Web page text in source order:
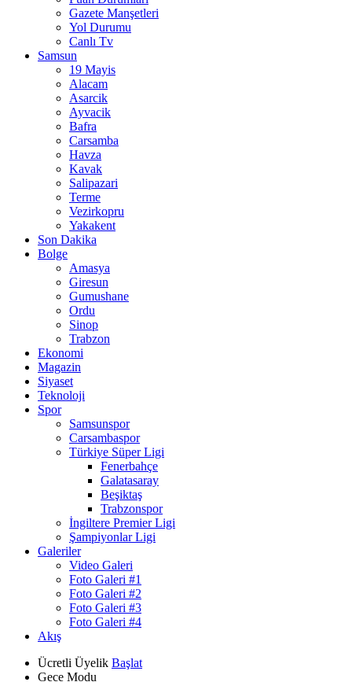
Gazete Manşetleri
Yol Durumu
Canlı Tv
Samsun
19 Mayis
Alacam
Asarcik
Ayvacik
Bafra
Carsamba
Havza
Kavak
Salipazari
Terme
Vezirkopru
Yakakent
Son Dakika
Bolge
Amasya
Giresun
Gumushane
Ordu
Sinop
Trabzon
Ekonomi
Magazin
Siyaset
Teknoloji
Spor
Samsunspor
Carsambaspor
Türkiye Süper Ligi
Fenerbahçe
Galatasaray
Beşiktaş
Trabzonspor
İngiltere Premier Ligi
Şampiyonlar Ligi
Galeriler
Video Galeri
Foto Galeri #1
Foto Galeri #2
Foto Galeri #3
Foto Galeri #4
Akış
Ücretli Üyelik Başlat
Gece Modu